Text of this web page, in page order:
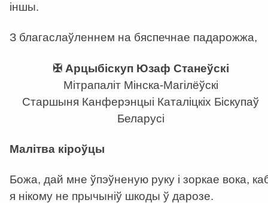
іншы.
З благаслаўленнем на бяспечнае падарожжа,
✠ Арцыбіскуп Юзаф Станеўскі
Мітрапаліт Мінска-Магілёўскі
Старшыня Канферэнцыі Каталіцкіх Біскупаў
Беларусі
Малітва кіроўцы
Божа, дай мне ўпэўненую руку і зоркае вока,
я нікому не прычыніў шкоды ў дарозе.